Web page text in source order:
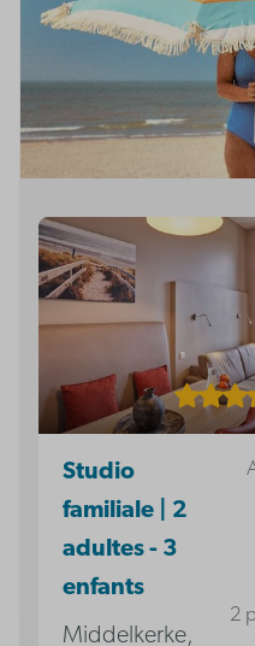
2
Studio
familiale | 2
adultes - 3
enfants
Middelkerke,